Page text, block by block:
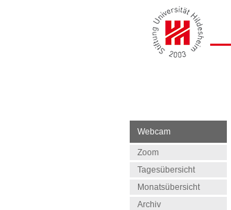
Webcam
Zoom
Tagesübersicht
Monatsübersicht
Archiv